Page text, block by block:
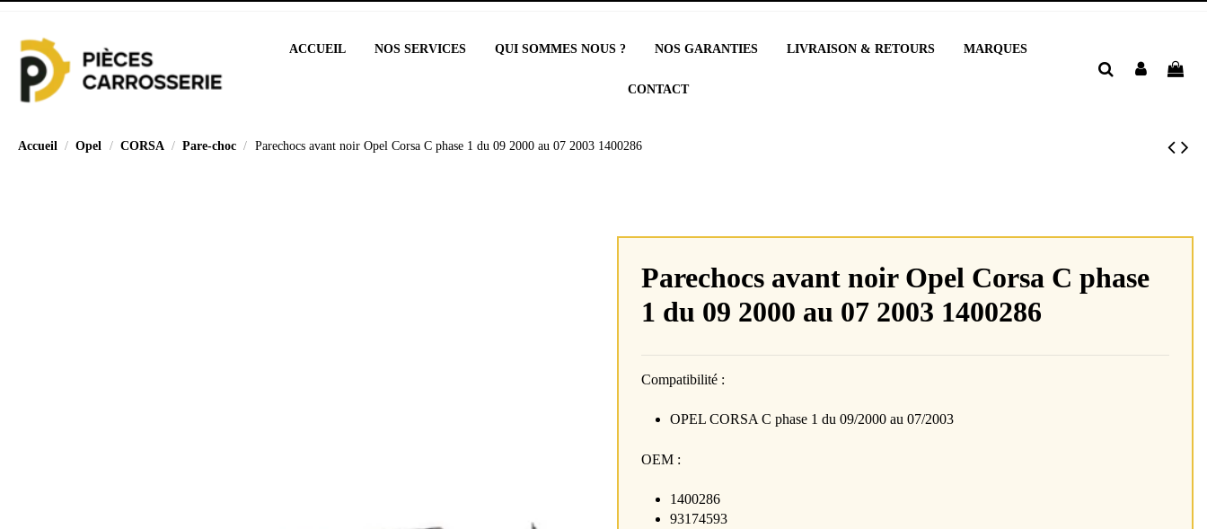
ACCUEIL NOS SERVICES QUI SOMMES NOUS ? NOS GARANTIES LIVRAISON & RETOURS MARQUES
CONTACT
Accueil Opel CORSA Pare-choc Parechocs avant noir Opel Corsa C phase 1 du 09 2000 au 07 2003 1400286
Parechocs avant noir Opel Corsa C phase
1 du 09 2000 au 07 2003 1400286
Compatibilité :
OPEL CORSA C phase 1 du 09/2000 au 07/2003
OEM :
1400286
93174593